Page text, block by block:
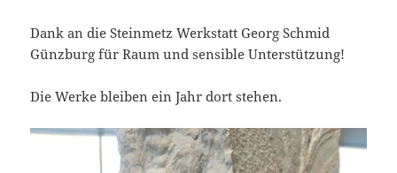
Dank an die Steinmetz Werkstatt Georg Schmid
Günzburg für Raum und sensible Unterstützung!
Die Werke bleiben ein Jahr dort stehen.